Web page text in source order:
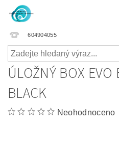
604904055
ÚLOŽNÝ BOX EVO
BLACK
Neohodnoceno